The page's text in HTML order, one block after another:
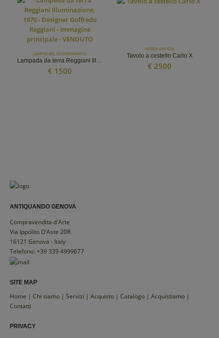
LAMPADARI, MODERNARIATO
Lampada da terra Reggiani Illuminazione, 1970 – Designer Goffredo Reggiani
€ 1500
ARREDI ANTICHI
Tavolo a cestello Carlo X
€ 2500
ANTIQUANDO GENOVA
Compravendita d'Arte
Via Ippolito D’Aste 20R
16121 Genova - Italy
Telefono: +39 339 4999677
SITE MAP
Home | Chi siamo | Servizi | Acquisto | Catalogo | Acquistiamo |
Contatti
PRIVACY